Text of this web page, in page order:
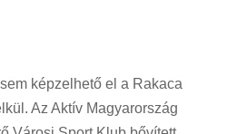
képzelhető el a Rakaca
Az Aktív Magyarország